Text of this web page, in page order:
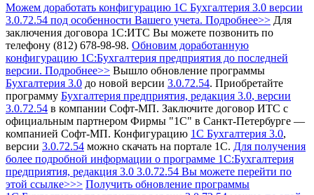
Можем доработать конфигурацию 1С Бухгалтерия 3.0 версии
3.0.72.54 под особенности Вашего учета. Подробнее>> Для
заключения договора 1С:ИТС Вы можете позвонить по
телефону (812) 678-98-98. Обновим доработанную
конфигурацию 1С:Бухгалтерия предприятия до последней
версии. Подробнее>> Вышло обновление программы
Бухгалтерия 3.0 до новой версии 3.0.72.54. Приобретайте
программу Бухгалтерия предприятия, редакция 3.0, версии
3.0.72.54 в компании Софт-МП. Заключите договор ИТС с
официальным партнером Фирмы "1С" в Санкт-Петербурге —
компанией Софт-МП. Конфигурацию 1С Бухгалтерия 3.0,
версии 3.0.72.54 можно скачать на портале 1С. Для получения
более подробной информации о программе 1С:Бухгалтерия
предприятия, редакция 3.0 3.0.72.54 Вы можете перейти по
этой ссылке>>> Получить обновление программы